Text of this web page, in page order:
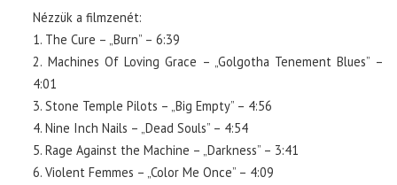
Nézzük a filmzenét:
1. The Cure – „Burn” – 6:39
2. Machines Of Loving Grace – „Golgotha Tenement Blues” –
4:01
3. Stone Temple Pilots – „Big Empty” – 4:56
4. Nine Inch Nails – „Dead Souls” – 4:54
5. Rage Against the Machine – „Darkness” – 3:41
6. Violent Femmes – „Color Me Once” – 4:09